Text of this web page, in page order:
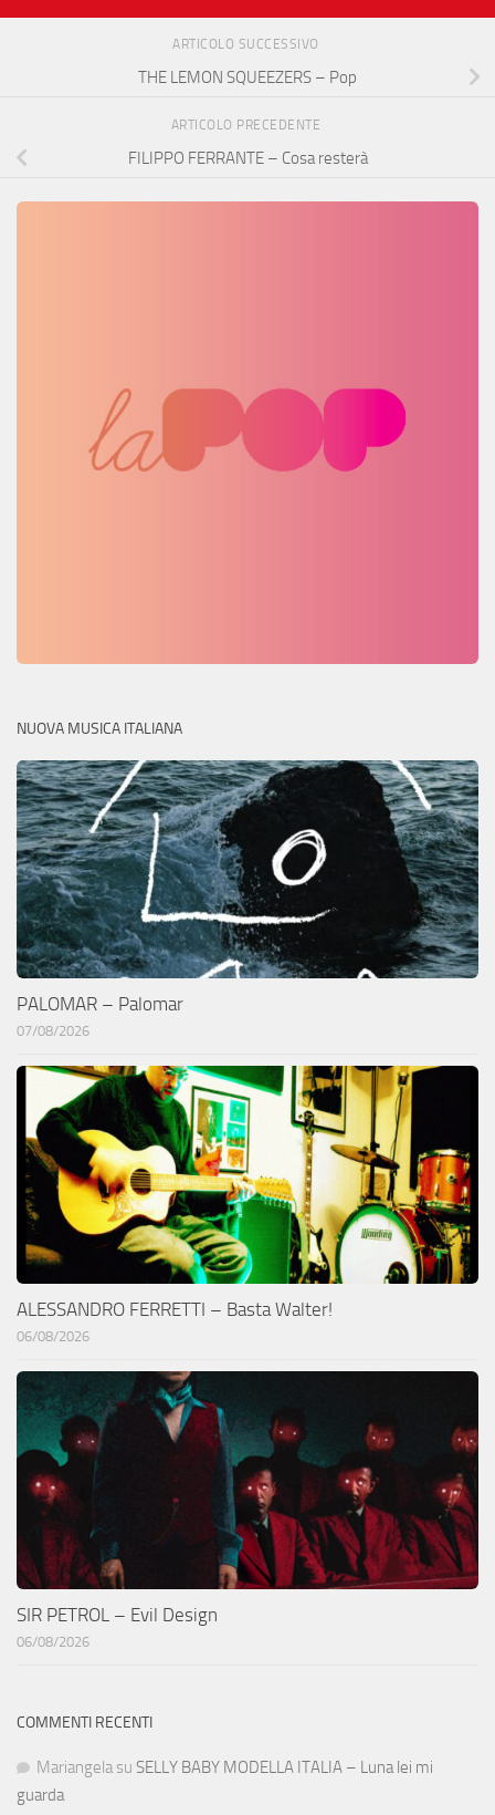
ARTICOLO SUCCESSIVO
THE LEMON SQUEEZERS – Pop
ARTICOLO PRECEDENTE
FILIPPO FERRANTE – Cosa resterà
NUOVA MUSICA ITALIANA
PALOMAR – Palomar
07/08/2026
ALESSANDRO FERRETTI – Basta Walter!
06/08/2026
SIR PETROL – Evil Design
06/08/2026
COMMENTI RECENTI
Mariangela su SELLY BABY MODELLA ITALIA – Luna lei mi
guarda